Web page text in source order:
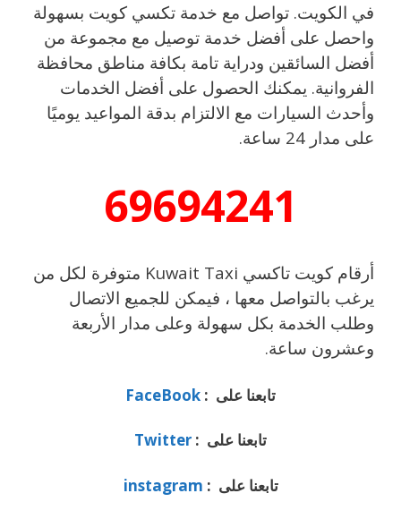
في الكويت. تواصل مع خدمة تكسي كويت بسهولة
واحصل على أفضل خدمة توصيل مع مجموعة من
أفضل السائقين ودراية تامة بكافة مناطق محافظة
الفروانية. يمكنك الحصول على أفضل الخدمات
وأحدث السيارات مع الالتزام بدقة المواعيد يوميًا
على مدار 24 ساعة.
69694241
أرقام كويت تاكسي Kuwait Taxi متوفرة لكل من
يرغب بالتواصل معها ، فيمكن للجميع الاتصال
وطلب الخدمة بكل سهولة وعلى مدار الأربعة
وعشرون ساعة.
تابعنا على : FaceBook
تابعنا على : Twitter
تابعنا على : instagram